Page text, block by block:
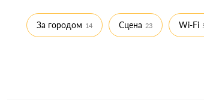
За городом 14 Сцена 23 Wi-Fi